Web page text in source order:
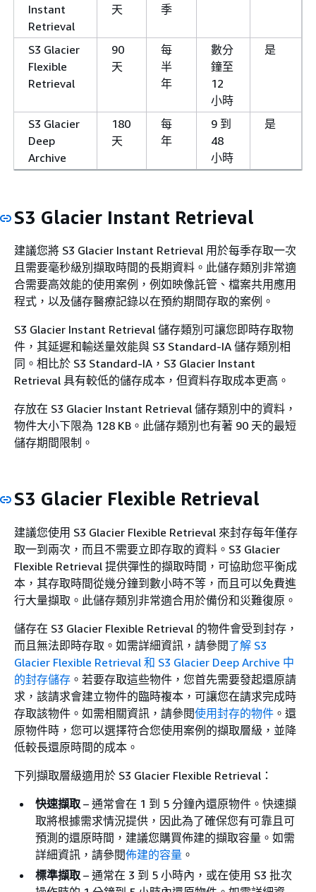
Instant
Retrieval
天
季
S3 Glacier
Flexible
Retrieval
90
天
每
半
年
數分
鐘至
12
小時
是
S3 Glacier
Deep
Archive
180
天
每
年
9 到
48
小時
是
S3 Glacier Instant Retrieval
建議您將 S3 Glacier Instant Retrieval 用於每季存取一次
且需要毫秒級別擷取時間的長期資料。此儲存類別非常適
合需要高效能的使用案例，例如映像託管、檔案共用應用
程式，以及儲存醫療記錄以在預約期間存取的案例。
S3 Glacier Instant Retrieval 儲存類別可讓您即時存取物
件，其延遲和輸送量效能與 S3 Standard-IA 儲存類別相
同。相比於 S3 Standard-IA，S3 Glacier Instant
Retrieval 具有較低的儲存成本，但資料存取成本更高。
存放在 S3 Glacier Instant Retrieval 儲存類別中的資料，
物件大小下限為 128 KB。此儲存類別也有著 90 天的最短
儲存期間限制。
S3 Glacier Flexible Retrieval
建議您使用 S3 Glacier Flexible Retrieval 來封存每年僅存
取一到兩次，而且不需要立即存取的資料。S3 Glacier
Flexible Retrieval 提供彈性的擷取時間，可協助您平衡成
本，其存取時間從幾分鐘到數小時不等，而且可以免費進
行大量擷取。此儲存類別非常適合用於備份和災難復原。
儲存在 S3 Glacier Flexible Retrieval 的物件會受到封存，
而且無法即時存取。如需詳細資訊，請參閱了解 S3
Glacier Flexible Retrieval 和 S3 Glacier Deep Archive 中
的封存儲存 。若要存取這些物件，您首先需要發起還原請
求，該請求會建立物件的臨時複本，可讓您在請求完成時
存取該物件。如需相關資訊，請參閱使用封存的物件 。還
原物件時，您可以選擇符合您使用案例的擷取層級，並降
低較長還原時間的成本。
下列擷取層級適用於 S3 Glacier Flexible Retrieval：
快速擷取 – 通常會在 1 到 5 分鐘內還原物件。快速擷
取將根據需求情況提供，因此為了確保您有可靠且可
預測的還原時間，建議您購買佈建的擷取容量。如需
詳細資訊，請參閱佈建的容量 。
標準擷取 – 通常在 3 到 5 小時內，或在使用 S3 批次